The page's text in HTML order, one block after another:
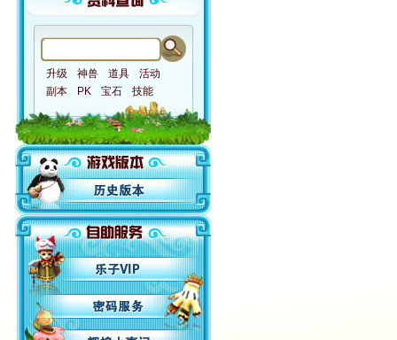
升级 神兽 道具
活动
副本
PK 宝石 技能